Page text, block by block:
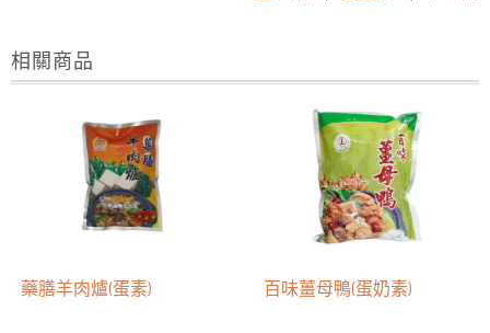
相關商品
藥膳羊肉爐(蛋素) 百味薑母鴨(蛋奶素)